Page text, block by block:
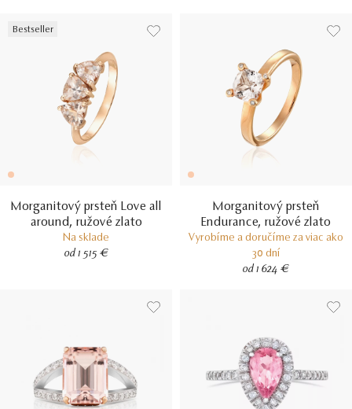
Bestseller
Morganitový prsteň Love all
around, ružové zlato
Na sklade
od 1 515 €
Morganitový prsteň
Endurance, ružové zlato
Vyrobíme a doručíme za viac ako
30 dní
od 1 624 €